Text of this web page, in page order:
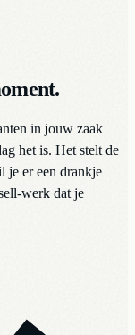
in jouw zaak
het is. Het stelt de
je er een drankje
werk dat je